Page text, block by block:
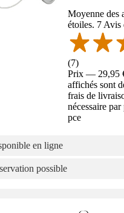
Moyenne des
étoiles. 7 Avis
(7)
Prix — 29,95
affichés sont
frais de
nécessaire par
pce
en ligne
possible